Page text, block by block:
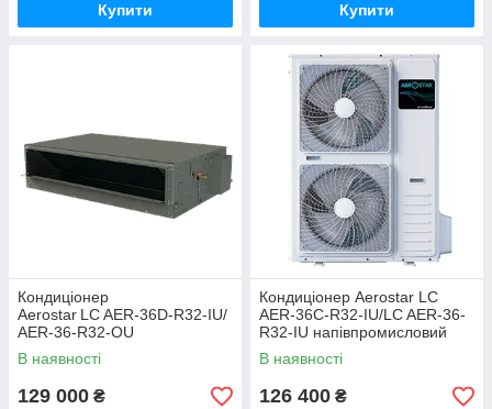
Купити Купити
Кондиціонер
Aerostar LC AER‑36D‑R32‑IU/
AER‑36‑R32‑OU
напівпромисловіий
канальний
В наявності
129 000 ₴
Кондиціонер Aerostar LC
AER-36C-R32-IU/LC AER-36-
R32-IU напівпромисловий
касетний
В наявності
126 400 ₴